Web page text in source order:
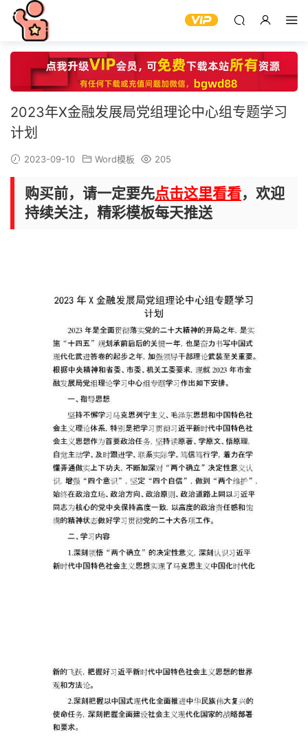
2023年X金融发展局党组理论中心组专题学习
计划
2023-09-10 Word模板 205
购买前，请一定要先点击这里看看，欢迎
持续关注，精彩模板每天推送